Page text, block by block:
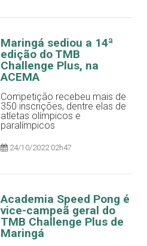
Maringá sediou a 14ª
edição do TMB
Challenge Plus, na
ACEMA
Competição recebeu mais de
350 inscrições, dentre elas de
atletas olímpicos e
paralímpicos
24/10/2022 02h47
Academia Speed Pong é
vice-campeã geral do
TMB Challenge Plus de
Maringá